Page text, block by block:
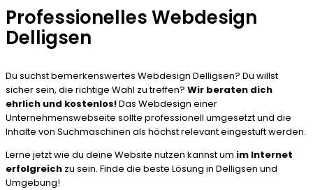
Professionelles Webdesign
Delligsen
Du suchst bemerkenswertes Webdesign Delligsen? Du willst
sicher sein, die richtige Wahl zu treffen? Wir beraten dich
ehrlich und kostenlos!Das Webdesign einer
Unternehmenswebseite sollte professionell umgesetzt und die
Inhalte von Suchmaschinen als höchst relevant eingestuft werden.
Lerne jetzt wie du deine Website nutzen kannst um im Internet
erfolgreich zu sein. Finde die beste Lösung in Delligsen und
Umgebung!